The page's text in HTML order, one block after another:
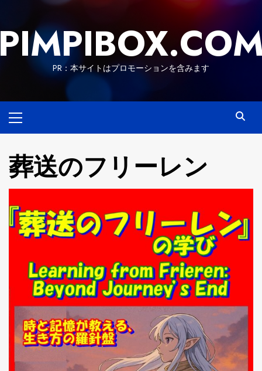
content
PR：本サイトはプロモーションを含みます
Menu
葬送のフリーレン